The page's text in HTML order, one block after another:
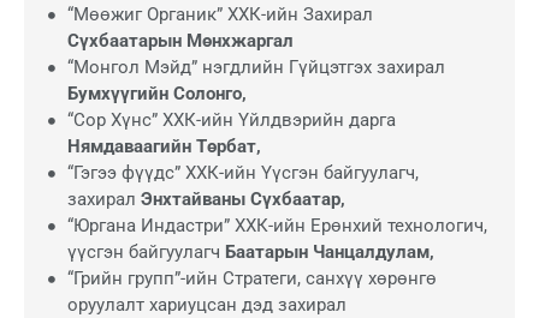
“Мөөжиг Органик” ХХК-ийн Захирал
Сүхбаатарын Мөнхжаргал
“Монгол Мэйд” нэгдлийн Гүйцэтгэх захирал
Бумхүүгийн Солонго,
“Сор Хүнс” ХХК-ийн Үйлдвэрийн дарга
Нямдаваагийн Төрбат,
“Гэгээ фүүдс” ХХК-ийн Үүсгэн байгуулагч,
захирал Энхтайваны Сүхбаатар,
“Юргана Индастри” ХХК-ийн Ерөнхий технологич,
үүсгэн байгуулагч Баатарын Чанцалдулам,
“Грийн групп”-ийн Стратеги, санхүү хөрөнгө
оруулалт хариуцсан дэд захирал